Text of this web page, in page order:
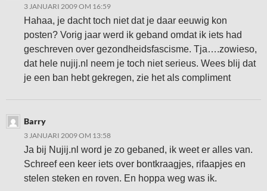
3 JANUARI 2009 OM 16:59
Hahaa, je dacht toch niet dat je daar eeuwig kon
posten? Vorig jaar werd ik geband omdat ik iets had
geschreven over gezondheidsfascisme. Tja….zowieso,
dat hele nujij.nl neem je toch niet serieus. Wees blij dat
je een ban hebt gekregen, zie het als compliment
Barry
3 JANUARI 2009 OM 13:58
Ja bij Nujij.nl word je zo gebaned, ik weet er alles van.
Schreef een keer iets over bontkraagjes, rifaapjes en
stelen steken en roven. En hoppa weg was ik.